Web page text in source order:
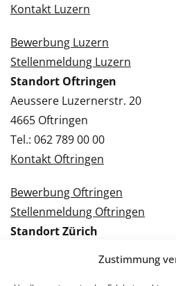
Zustimmung
Kontakt Luzern
Bewerbung Luzern
Stellenmeldung Luzern
Standort Oftringen
Aeussere Luzernerstr. 20
4665 Oftringen
Tel.: 062 789 00 00
Kontakt Oftringen
Bewerbung Oftringen
Stellenmeldung Oftringen
Standort Zürich